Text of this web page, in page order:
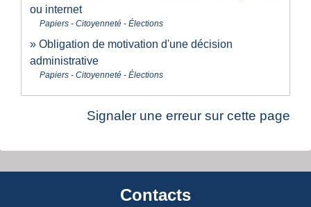
ou internet
Papiers - Citoyenneté - Élections
Obligation de motivation d'une décision
administrative
Papiers - Citoyenneté - Élections
Signaler une erreur sur cette page
Contacts